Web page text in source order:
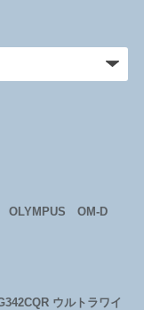
OLYMPUS OM-D
ウルトラワイ